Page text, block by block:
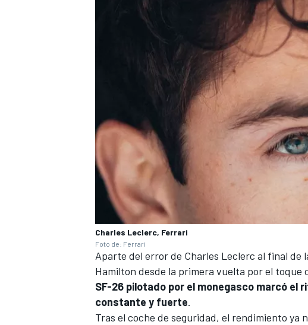
Charles Leclerc, Ferrari
Foto de: Ferrari
Aparte del error de Charles Leclerc al final de
Hamilton desde la primera vuelta por el toque
SF-26 pilotado por el monegasco marcó el
constante y fuerte.
Tras el coche de seguridad, el rendimiento ya